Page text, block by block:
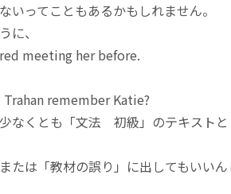
いってこともあるかもしれません。
に、
meeting her before.
Trahan remember Katie?
なくとも「文法 初級」のテキスト
たは「教材の誤り」に出してもいいん